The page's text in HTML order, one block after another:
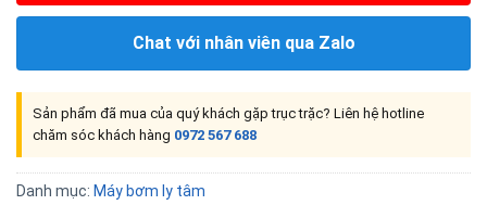
Chat với nhân viên qua Zalo
Sản phẩm đã mua của quý khách gặp trục trặc? Liên hệ hotline
chăm sóc khách hàng 0972 567 688
Danh mục: Máy bơm ly tâm